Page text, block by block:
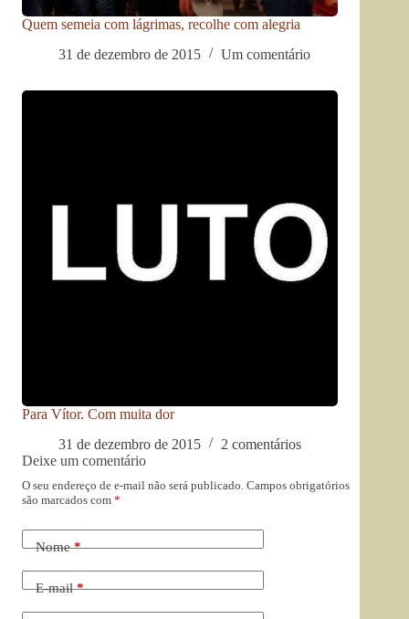
Quem semeia com lágrimas, recolhe com alegria
31 de dezembro de 2015
Um comentário
Para Vítor. Com muita dor
31 de dezembro de 2015
2 comentários
Deixe um comentário
O seu endereço de e-mail não será publicado. Campos obrigatórios
são marcados com *
Nome*
E-mail*